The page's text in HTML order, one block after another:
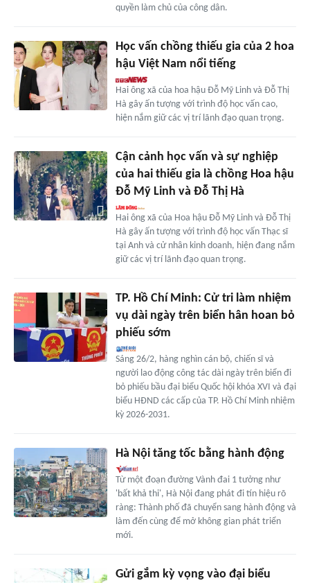
quyền làm chủ của công dân.
Học vấn chồng thiếu gia của 2 hoa
hậu Việt Nam nổi tiếng
Hai ông xã của hoa hậu Đỗ Mỹ Linh và Đỗ Thị
Hà gây ấn tượng với trình độ học vấn cao,
hiện nắm giữ các vị trí lãnh đạo quan trọng.
Cận cảnh học vấn và sự nghiệp
của hai thiếu gia là chồng Hoa hậu
Đỗ Mỹ Linh và Đỗ Thị Hà
Hai ông xã của Hoa hậu Đỗ Mỹ Linh và Đỗ Thị
Hà gây ấn tượng với trình độ học vấn Thạc sĩ
tại Anh và cử nhân kinh doanh, hiện đang nắm
giữ các vị trí lãnh đạo quan trọng.
TP. Hồ Chí Minh: Cử tri làm nhiệm
vụ dài ngày trên biển hân hoan bỏ
phiếu sớm
Sáng 26/2, hàng nghìn cán bộ, chiến sĩ và
người lao động công tác dài ngày trên biển đi
bỏ phiếu bầu đại biểu Quốc hội khóa XVI và đại
biểu HĐND các cấp của TP. Hồ Chí Minh nhiệm
kỳ 2026-2031.
Hà Nội tăng tốc bằng hành động
Từ một đoạn đường Vành đai 1 tưởng như
'bất khả thi', Hà Nội đang phát đi tín hiệu rõ
ràng: Thành phố đã chuyển sang hành động và
làm đến cùng để mở không gian phát triển
mới.
Gửi gắm kỳ vọng vào đại biểu